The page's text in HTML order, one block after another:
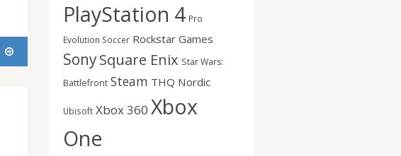
PlayStation 4 Pro
Evolution Soccer Rockstar Games
SonySquare Enix Star Wars:
Battlefront Steam THQ Nordic
Ubisoft Xbox 360 Xbox
One